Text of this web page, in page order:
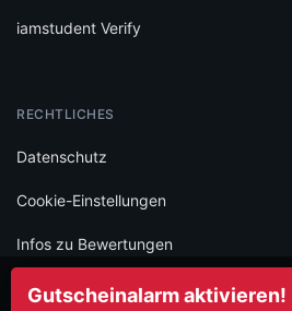
Gutscheinalarm aktivieren!
iamstudent Verify
RECHTLICHES
Datenschutz
Cookie-Einstellungen
Infos zu Bewertungen
AGB